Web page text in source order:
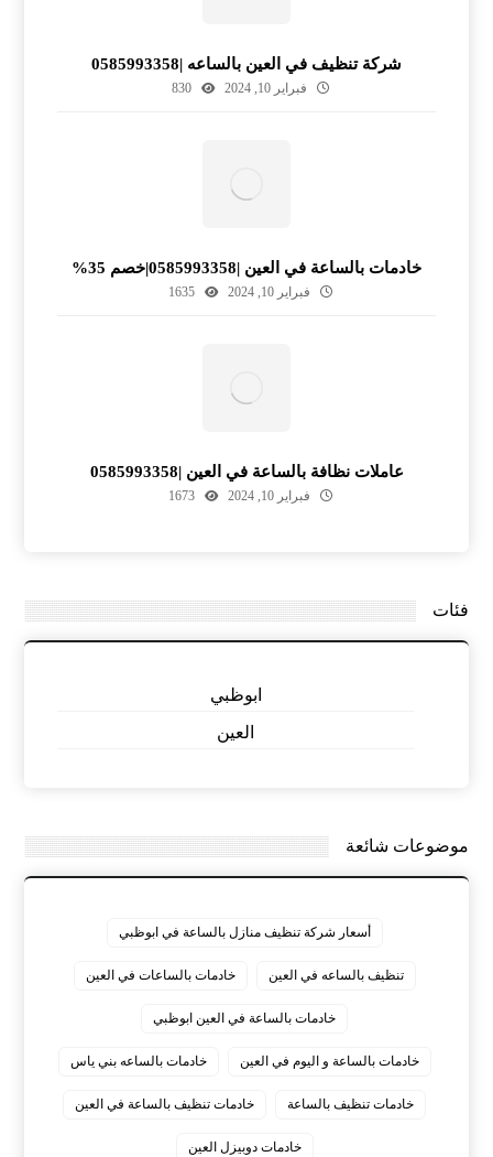
شركة تنظيف في العين بالساعه |0585993358
فبراير 10, 2024 830
خادمات بالساعة في العين |0585993358|خصم 35%
فبراير 10, 2024 1635
عاملات نظافة بالساعة في العين |0585993358
فبراير 10, 2024 1673
فئات
ابوظبي
العين
موضوعات شائعة
أسعار شركة تنظيف منازل بالساعة في ابوظبي
تنظيف بالساعه في العين خادمات بالساعات في العين
خادمات بالساعة في العين ابوظبي
خادمات بالساعة و اليوم في العين خادمات بالساعه بني ياس
خادمات تنظيف بالساعة خادمات تنظيف بالساعة في العين
خادمات دوبيزل العين